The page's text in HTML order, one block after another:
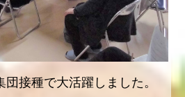
接種で大活躍しました。